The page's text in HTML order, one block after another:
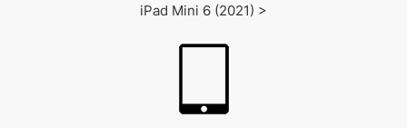
iPad Mini 6 (2021) >